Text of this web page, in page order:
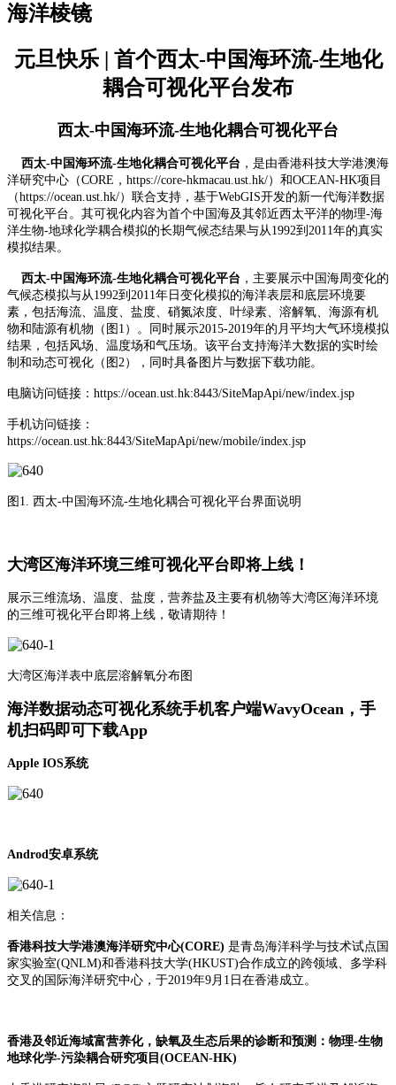
海洋棱镜
元旦快乐 | 首个西太-中国海环流-生地化
耦合可视化平台发布
西太-中国海环流-生地化耦合可视化平台
西太-中国海环流-生地化耦合可视化平台 ，是由香港科技大学港澳海
洋研究中心（CORE，https://core-hkmacau.ust.hk/）和OCEAN-HK项目
（https://ocean.ust.hk/）联合支持，基于WebGIS开发的新一代海洋数据
可视化平台。其可视化内容为首个中国海及其邻近西太平洋的物理-海
洋生物-地球化学耦合模拟的长期气候态结果与从1992到2011年的真实
模拟结果。
西太-中国海环流-生地化耦合可视化平台 ，主要展示中国海周变化的
气候态模拟与从1992到2011年日变化模拟的海洋表层和底层环境要
素，包括海流、温度、盐度、硝氮浓度、叶绿素、溶解氧、海源有机
物和陆源有机物（图1）。同时展示2015-2019年的月平均大气环境模拟
结果，包括风场、温度场和气压场。该平台支持海洋大数据的实时绘
制和动态可视化（图2），同时具备图片与数据下载功能。
电脑访问链接：https://ocean.ust.hk:8443/SiteMapApi/new/index.jsp
手机访问链接：
https://ocean.ust.hk:8443/SiteMapApi/new/mobile/index.jsp
图1. 西太-中国海环流-生地化耦合可视化平台界面说明
大湾区海洋环境三维可视化平台即将上线！
展示三维流场、温度、盐度，营养盐及主要有机物等大湾区海洋环境
的三维可视化平台即将上线，敬请期待！
大湾区海洋表中底层溶解氧分布图
海洋数据动态可视化系统手机客户端WavyOcean，手
机扫码即可下载App
Apple IOS系统
Androd安卓系统
相关信息：
香港科技大学港澳海洋研究中心(CORE) 是青岛海洋科学与技术试点国
家实验室(QNLM)和香港科技大学(HKUST)合作成立的跨领域、多学科
交叉的国际海洋研究中心，于2019年9月1日在香港成立。
香港及邻近海域富营养化，缺氧及生态后果的诊断和预测：物理-生物
地球化学-污染耦合研究项目(OCEAN-HK)